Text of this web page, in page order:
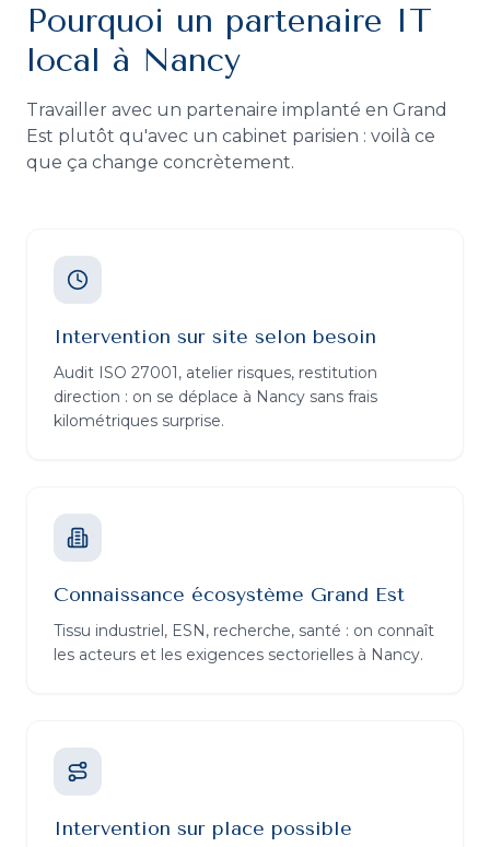
Pourquoi un partenaire IT
local à Nancy
Travailler avec un partenaire implanté en Grand
Est plutôt qu'avec un cabinet parisien : voilà ce
que ça change concrètement.
Intervention sur site selon besoin
Audit ISO 27001, atelier risques, restitution
direction : on se déplace à Nancy sans frais
kilométriques surprise.
Connaissance écosystème Grand Est
Tissu industriel, ESN, recherche, santé : on connaît
les acteurs et les exigences sectorielles à Nancy.
Intervention sur place possible